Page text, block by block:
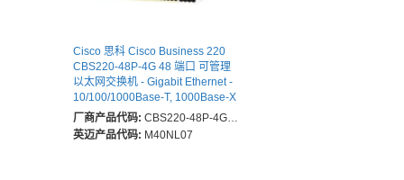
Cisco 思科 Cisco Business 220
CBS220-48P-4G 48 端口 可管理
以太网交换机 - Gigabit Ethernet -
10/100/1000Base-T, 1000Base-X
- 2 层支持 - 模块化 - 4 SFP 插槽 -
53 W 能量消耗 - 382 W PoE预算 -
光纤, 双绞线 - PoE Ports - 3 年 有
厂商产品代码: CBS220-48P-4G-CN
英迈产品代码: M40NL07